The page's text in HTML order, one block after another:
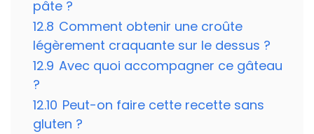
pâte ?
12.8 Comment obtenir une croûte
légèrement craquante sur le dessus ?
12.9 Avec quoi accompagner ce gâteau
?
12.10 Peut-on faire cette recette sans
gluten ?